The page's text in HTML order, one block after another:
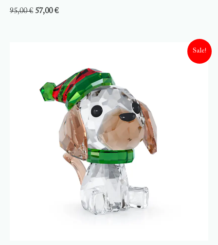
95,00€ 57,00€
Sale!